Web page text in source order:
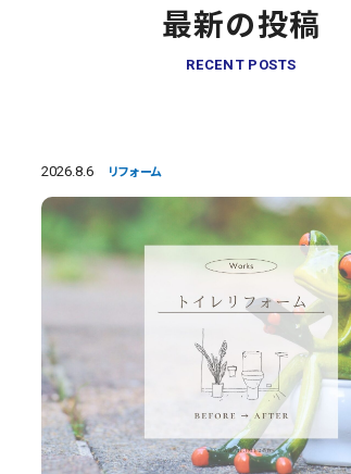
最新の投稿
RECENT POSTS
2026.8.6 リフォーム